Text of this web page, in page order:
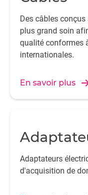
Des câbles
plus grand soin
qualité conformes
internationales.
En savoir plus
Adaptateurs
d'acquisition de